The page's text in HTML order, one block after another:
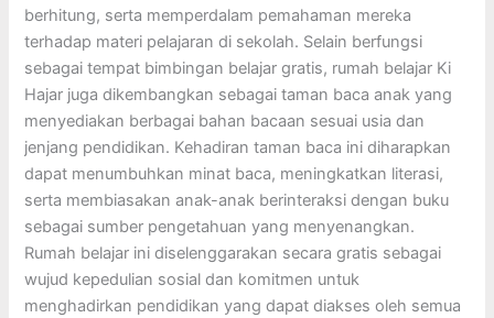
berhitung, serta memperdalam pemahaman mereka
terhadap materi pelajaran di sekolah. Selain berfungsi
sebagai tempat bimbingan belajar gratis, rumah belajar Ki
Hajar juga dikembangkan sebagai taman baca anak yang
menyediakan berbagai bahan bacaan sesuai usia dan
jenjang pendidikan. Kehadiran taman baca ini diharapkan
dapat menumbuhkan minat baca, meningkatkan literasi,
serta membiasakan anak-anak berinteraksi dengan buku
sebagai sumber pengetahuan yang menyenangkan.
Rumah belajar ini diselenggarakan secara gratis sebagai
wujud kepedulian sosial dan komitmen untuk
menghadirkan pendidikan yang dapat diakses oleh semua